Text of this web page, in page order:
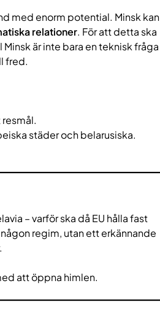
med enorm potential. Minsk kan
relationer. För att detta ska
är inte bara en teknisk fråga
fred.
städer och belarusiska.
– varför ska då EU hålla fast
regim, utan ett erkännande
att öppna himlen.